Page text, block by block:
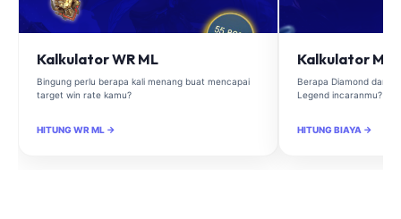
Kalkulator WR ML
Bingung perlu berapa kali menang buat mencapai
target win rate kamu?
HITUNG WR ML →
Kalkulator
Berapa Diamond dan
Legend incaranmu?
HITUNG BIAYA →